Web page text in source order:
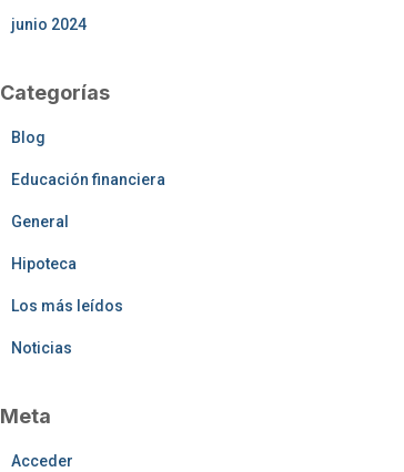
junio 2024
Categorías
Blog
Educación financiera
General
Hipoteca
Los más leídos
Noticias
Meta
Acceder